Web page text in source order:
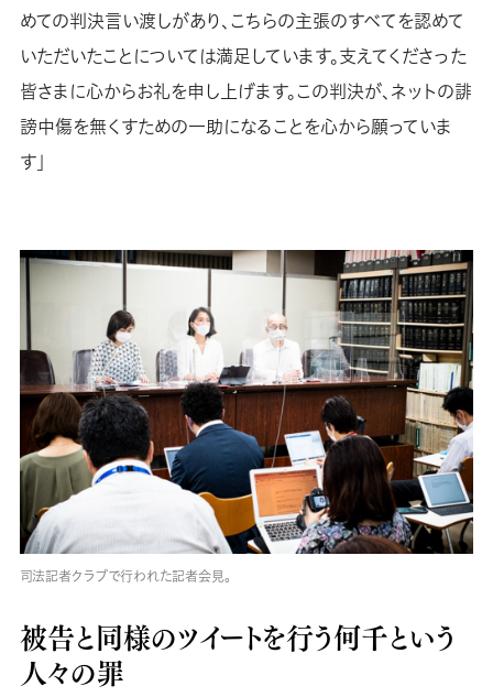
めての判決言い渡しがあり、こちらの主張のすべてを認めて
いただいたことについては満足しています。支えてくださった
皆さまに心からお礼を申し上げます。この判決が、ネットの誹
謗中傷を無くすための一助になることを心から願っていま
す」
司法記者クラブで行われた記者会見。
被告と同様のツイートを行う何千という
人々の罪